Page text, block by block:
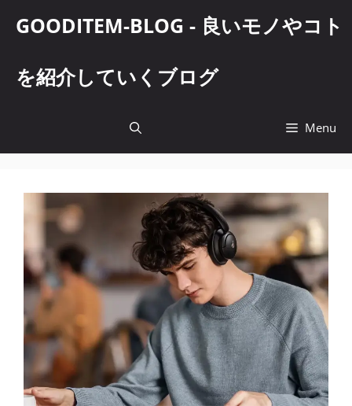
GOODITEM-BLOG - 良いモノやコト
を紹介していくブログ
Menu